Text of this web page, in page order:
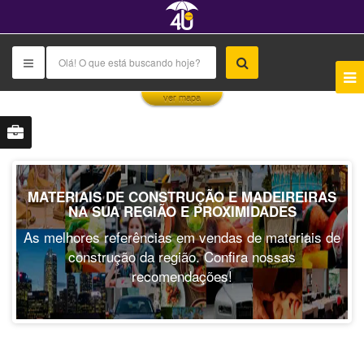
ver mapa
MATERIAIS DE CONSTRUÇÃO E MADEIREIRAS
NA SUA REGIÃO E PROXIMIDADES
As melhores referências em vendas de materiais de
construção da região. Confira nossas
recomendações!